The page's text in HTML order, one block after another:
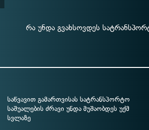
რა უნდა გვახსოვდეს
საწვავით გამართვისას სატრანსპორტო
საშუალების ძრავი უნდა მუშაობდეს უქმ
სვლაზე